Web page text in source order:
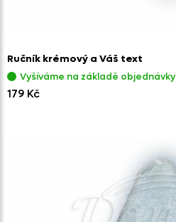
Ručník krémový a Váš text
Vyšíváme na základě objednávky
179 Kč